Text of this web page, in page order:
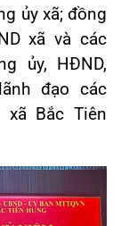
ủy xã; đồng
xã và các
ủy, HĐND,
đạo các
xã Bắc Tiên